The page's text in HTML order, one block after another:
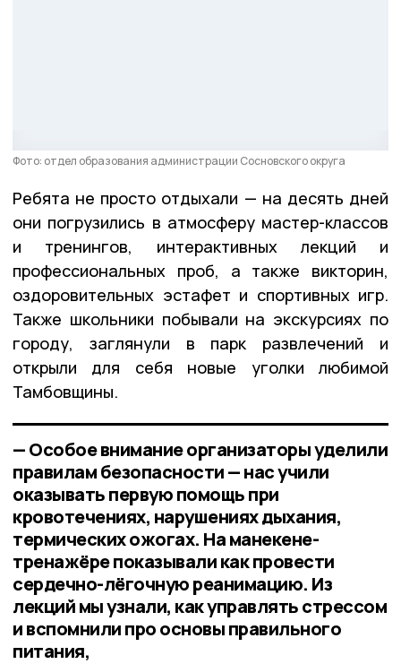
Фото: отдел образования администрации Сосновского округа
Ребята не просто отдыхали — на десять дней
они погрузились в атмосферу мастер-классов
и тренингов, интерактивных лекций и
профессиональных проб, а также викторин,
оздоровительных эстафет и спортивных игр.
Также школьники побывали на экскурсиях по
городу, заглянули в парк развлечений и
открыли для себя новые уголки любимой
Тамбовщины.
— Особое внимание организаторы уделили
правилам безопасности — нас учили
оказывать первую помощь при
кровотечениях, нарушениях дыхания,
термических ожогах. На манекене-
тренажёре показывали как провести
сердечно-лёгочную реанимацию. Из
лекций мы узнали, как управлять стрессом
и вспомнили про основы правильного
питания,